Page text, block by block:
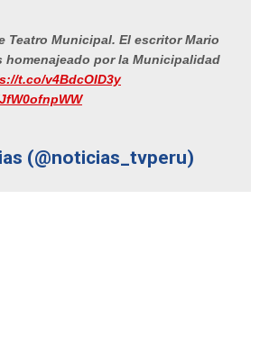
Teatro Municipal. El escritor Mario
homenajeado por la Municipalidad
t.co/v4BdcOID3y
(@noticias_tvperu)